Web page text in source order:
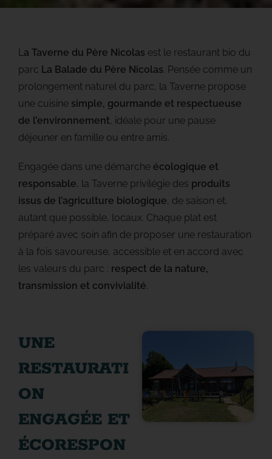
L a Taverne du Père Nicolas est le restaurant bio du
parc La Balade du Père Nicolas . Pensée comme un
prolongement naturel du parc, la Taverne propose
une cuisine simple, gourmande et respectueuse
de l’environnement, idéale pour une pause
déjeuner en famille ou entre amis.
Engagée dans une démarche écologique et
responsable, la Taverne privilégie des produits
issus de l’agriculture biologique, de saison et,
autant que possible, locaux. Chaque plat est
préparé avec soin afin de proposer une restauration
à la fois savoureuse, accessible et en accord avec
les valeurs du parc : respect de la nature,
transmission et convivialité
UNE
RESTAURATI
ON
ENGAGÉE ET
ÉCORESPON